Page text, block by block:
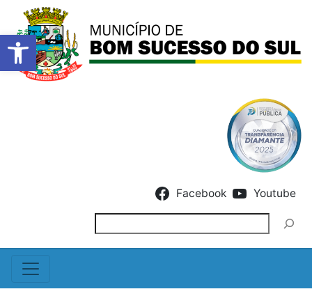
Barra de Ferramentas
Facebook Youtube